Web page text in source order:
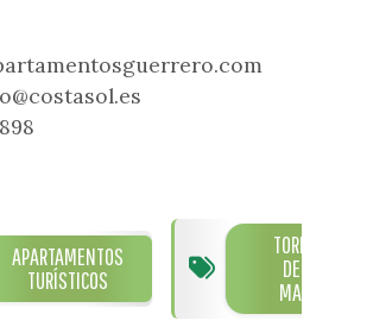
Localidades de Interior
Department of Tourism
Tourist Information Desk
Historia
The History of the Municipality
What to see
Semana Santa de Vélez-
Málaga
Galería fotográfica de eventos
Folletos turísticos
Planos
Guías turísticas
Encuestas
APARTAMENTOS
TURÍSTICOS
TORRE
DEL
MAR